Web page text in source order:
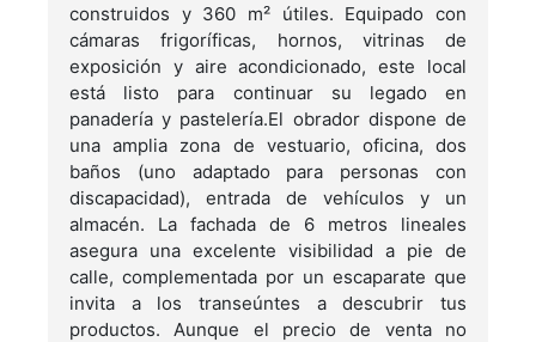
construidos y 360 m² útiles. Equipado con
cámaras frigoríficas, hornos, vitrinas de
exposición y aire acondicionado, este local
está listo para continuar su legado en
panadería y pastelería.El obrador dispone de
una amplia zona de vestuario, oficina, dos
baños (uno adaptado para personas con
discapacidad), entrada de vehículos y un
almacén. La fachada de 6 metros lineales
asegura una excelente visibilidad a pie de
calle, complementada por un escaparate que
invita a los transeúntes a descubrir tus
productos. Aunque el precio de venta no